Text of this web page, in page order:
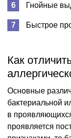
Гнойные
Быстрое
Как
Основные
бактериальной
в
проявляется